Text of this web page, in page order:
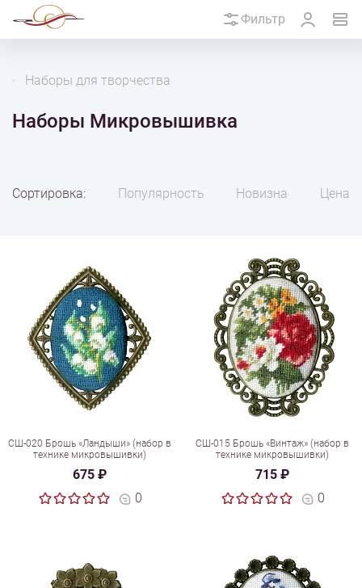
Фильтр
Наборы для творчества
Наборы Микровышивка
Сортировка: Популярность Новизна Цена
СШ-020 Брошь «Ландыши» (набор в
технике микровышивки)
675 ₽
0
СШ-015 Брошь «Винтаж» (набор в
технике микровышивки)
715 ₽
0